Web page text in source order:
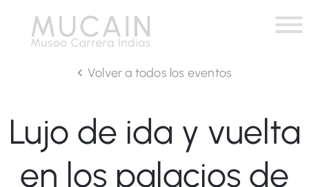
Volver a todos los eventos
Lujo de ida y vuelta
en los palacios de